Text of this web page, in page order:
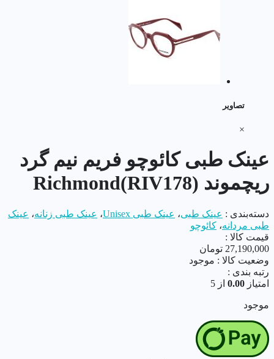
تصاویر
×
عینک طبی کائوچو فریم نیم گرد
ریچموند Richmond(RIV178)
دسته‌بندی : عینک طبی، عینک طبی Unisex ، عینک طبی زنانه، عینک
طبی مردانه، کائوچو
قیمت کالا :
27,190,000 تومان
وضعیت کالا : موجود
رتبه بندی :
امتیاز 0.00 از 5
موجود